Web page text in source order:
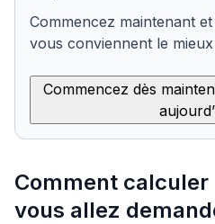
Commencez maintenant
vous conviennent le mieux
Commencez dès
Comment calculer
vous allez